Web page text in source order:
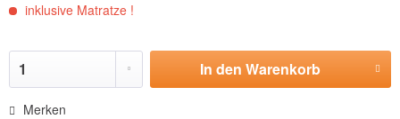
inklusive Matratze !
In den Warenkorb
Merken